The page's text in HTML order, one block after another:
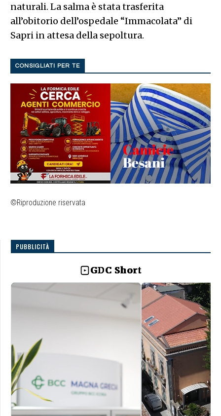
naturali. La salma è stata trasferita
all’obitorio dell’ospedale “Immacolata” di
Sapri in attesa della sepoltura.
CONSIGLIATI PER TE
©Riproduzione riservata
PUBBLICITÀ
GDC Short